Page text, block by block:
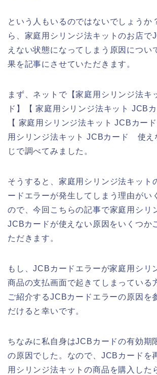
という人もいるのではないでしょうか
ら、家庭用シリンジ法キットのお店で
えない状態になってしまう原因につい
果を記事にさせていただきます。
まず、ネットで【家庭用シリンジ法キ
ド】【 家庭用シリンジ法キット JCB
【 家庭用シリンジ法キット JCBカー
用シリンジ法キット JCBカード 使え
じで調べてみました。
そうすると、家庭用シリンジ法キット
ードエラーが発生してしまう理由がい
ので、今回こちらの記事で家庭用シリ
JCBカードが使えない原因をいくつか
ただきます。
もし、JCBカードエラーが家庭用シリ
商品の支払画面で起きてしまっている
ご紹介するJCBカードエラーの原因を
だけると幸いです。
ちなみに私自身はJCBカードの有効期
の原因でした。なので、JCBカードを
用シリンジ法キットの商品を購入した